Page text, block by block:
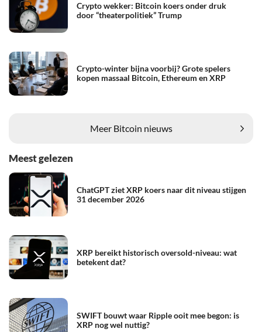
Crypto wekker: Bitcoin koers onder druk
door “theaterpolitiek” Trump
Crypto-winter bijna voorbij? Grote spelers
kopen massaal Bitcoin, Ethereum en XRP
Meer Bitcoin nieuws
Meest gelezen
ChatGPT ziet XRP koers naar dit niveau stijgen
31 december 2026
XRP bereikt historisch oversold-niveau: wat
betekent dat?
SWIFT bouwt waar Ripple ooit mee begon: is
XRP nog wel nuttig?